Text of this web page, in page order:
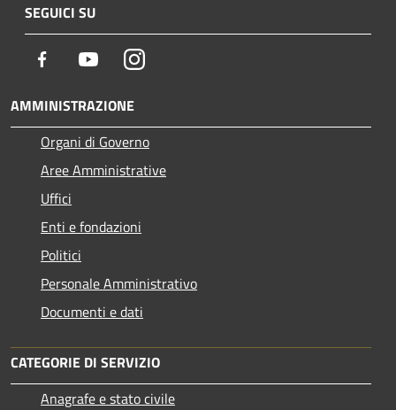
SEGUICI SU
Facebook YoutubeInstagram
AMMINISTRAZIONE
Organi di Governo
Aree Amministrative
Uffici
Enti e fondazioni
Politici
Personale Amministrativo
Documenti e dati
CATEGORIE DI SERVIZIO
Anagrafe e stato civile